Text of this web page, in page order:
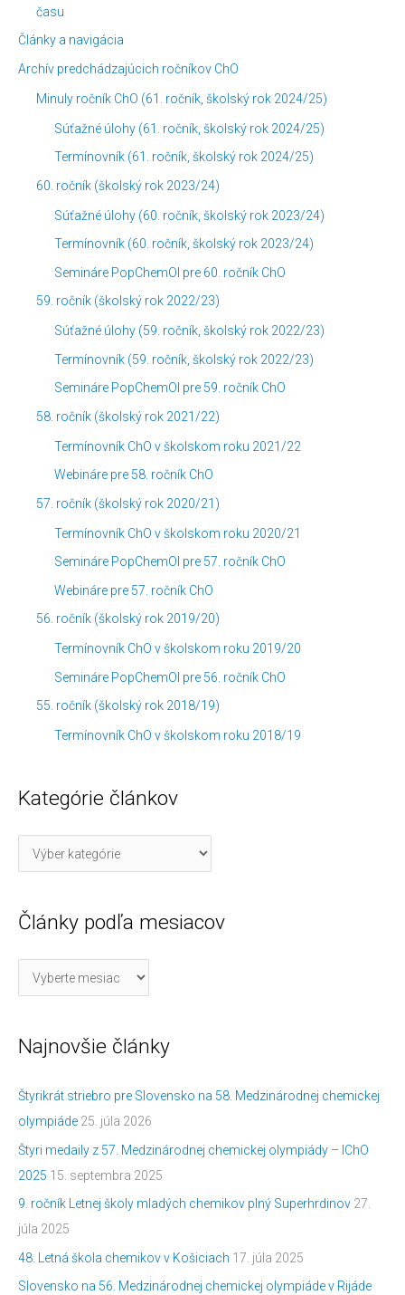
času
Články a navigácia
Archív predchádzajúcich ročníkov ChO
Minuly ročník ChO (61. ročník, školský rok 2024/25)
Súťažné úlohy (61. ročník, školský rok 2024/25)
Termínovník (61. ročník, školský rok 2024/25)
60. ročník (školský rok 2023/24)
Súťažné úlohy (60. ročník, školský rok 2023/24)
Termínovník (60. ročník, školský rok 2023/24)
Semináre PopChemOl pre 60. ročník ChO
59. ročník (školský rok 2022/23)
Súťažné úlohy (59. ročník, školský rok 2022/23)
Termínovník (59. ročník, školský rok 2022/23)
Semináre PopChemOl pre 59. ročník ChO
58. ročník (školský rok 2021/22)
Termínovník ChO v školskom roku 2021/22
Webináre pre 58. ročník ChO
57. ročník (školský rok 2020/21)
Termínovník ChO v školskom roku 2020/21
Semináre PopChemOl pre 57. ročník ChO
Webináre pre 57. ročník ChO
56. ročník (školský rok 2019/20)
Termínovník ChO v školskom roku 2019/20
Semináre PopChemOl pre 56. ročník ChO
55. ročník (školský rok 2018/19)
Termínovník ChO v školskom roku 2018/19
Kategórie článkov
Články podľa mesiacov
Najnovšie články
Štyrikrát striebro pre Slovensko na 58. Medzinárodnej chemickej
olympiáde 25. júla 2026
Štyri medaily z 57. Medzinárodnej chemickej olympiády – IChO
2025 15. septembra 2025
9. ročník Letnej školy mladých chemikov plný Superhrdinov 27.
júla 2025
48. Letná škola chemikov v Košiciach 17. júla 2025
Slovensko na 56. Medzinárodnej chemickej olympiáde v Rijáde